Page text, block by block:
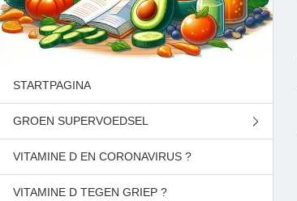
STARTPAGINA
GROEN SUPERVOEDSEL
BESTEL CHLORELLA
BESTEL SPIRULINA
VITAMINE D EN CORONAVIRUS ?
VITAMINE D TEGEN GRIEP ?